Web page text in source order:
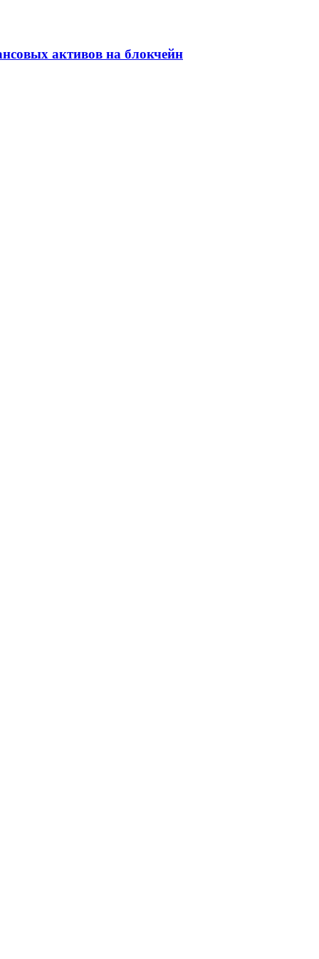
активов на блокчейн